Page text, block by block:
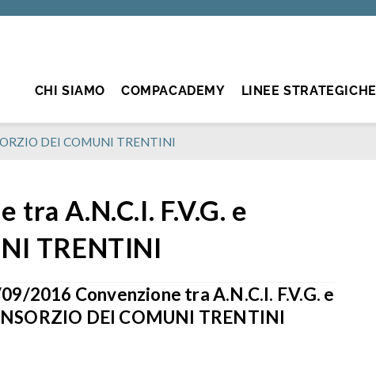
CHI SIAMO COMPACADEMY LINEE STRATEGICHE
DEI COMUNI TRENTINI
A.N.C.I. F.V.G. e
TRENTINI
2016 Convenzione tra A.N.C.I. F.V.G. e
DEI COMUNI TRENTINI